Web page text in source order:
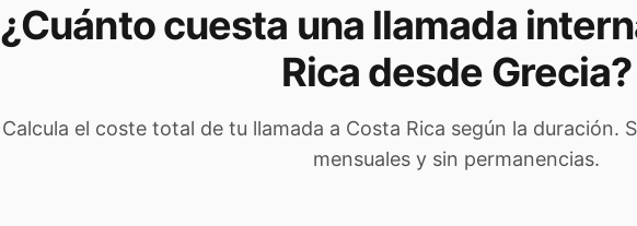
¿Cuánto cuesta una llamada
Rica desde Grecia?
Calcula el coste total de tu llamada a Costa Rica según la duración.
mensuales y sin permanencias.